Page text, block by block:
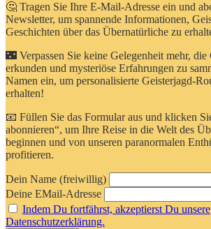
🤔 Tragen Sie Ihre E-Mail-Adresse ein und
Newsletter, um spannende Informationen,
Geschichten über das Übernatürliche zu
🌃 Verpassen Sie keine Gelegenheit mehr,
erkunden und mysteriöse Erfahrungen zu
Namen ein, um personalisierte Geisterjagd-
erhalten!
📧 Füllen Sie das Formular aus und klicken
abonnieren“, um Ihre Reise in die Welt des
beginnen und von unseren paranormalen
profitieren.
Dein Name (freiwillig)
Deine EMail-Adresse
Indem Du fortfährst, akzeptierst Du unsere
Datenschutzerklärung.